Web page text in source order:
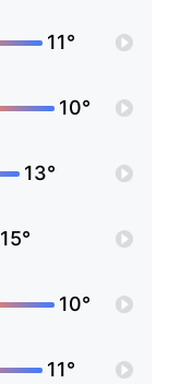
11°
10°
13°
15°
10°
11°